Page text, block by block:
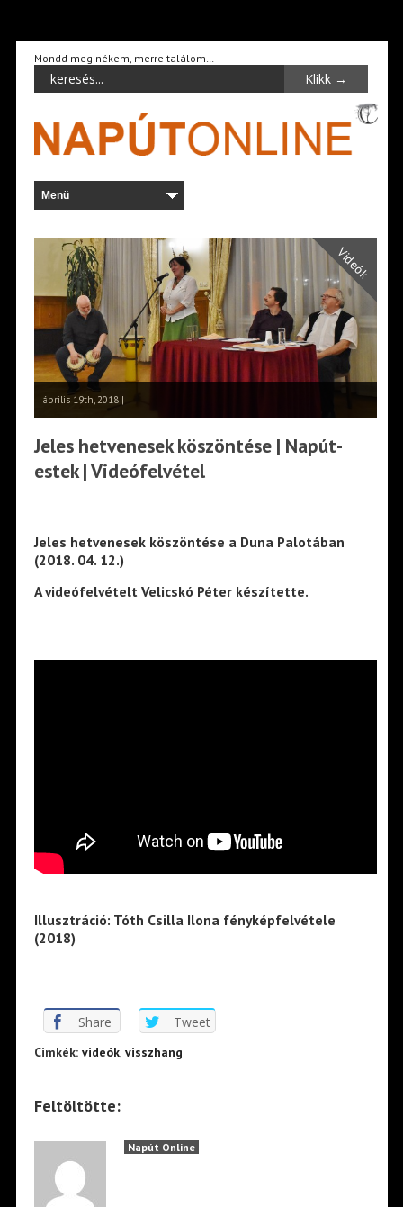
Mondd meg nékem, merre találom…
Videók
április 19th, 2018 |
Jeles hetvenesek köszöntése | Napút-
estek | Videófelvétel
Jeles hetvenesek köszöntése a Duna Palotában
(2018. 04. 12.)
A videófelvételt Velicskó Péter készítette.
Illusztráció: Tóth Csilla Ilona fényképfelvétele
(2018)
Share Tweet
Cimkék: videók, visszhang
Feltöltötte:
Napút Online